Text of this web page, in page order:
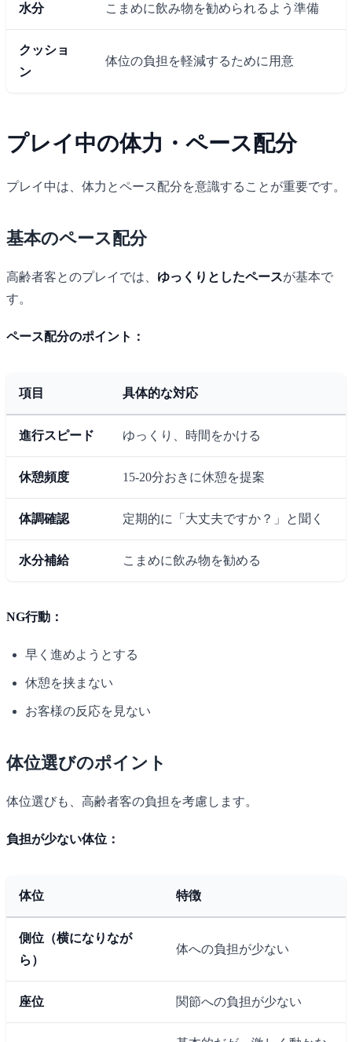
水分 こまめに飲み物を勧められるよう準備
クッショ
ン
体位の負担を軽減するために用意
プレイ中の体力・ペース配分
プレイ中は、体力とペース配分を意識することが重要です。
基本のペース配分
高齢者客とのプレイでは、 ゆっくりとしたペースが基本で
す。
ペース配分のポイント：
項目 具体的な対応
進行スピード ゆっくり、時間をかける
休憩頻度 15-20分おきに休憩を提案
体調確認 定期的に「大丈夫ですか？」と聞く
水分補給 こまめに飲み物を勧める
NG行動：
早く進めようとする
休憩を挟まない
お客様の反応を見ない
体位選びのポイント
体位選びも、高齢者客の負担を考慮します。
負担が少ない体位：
体位 特徴
側位（横になりなが
ら）
体への負担が少ない
座位 関節への負担が少ない